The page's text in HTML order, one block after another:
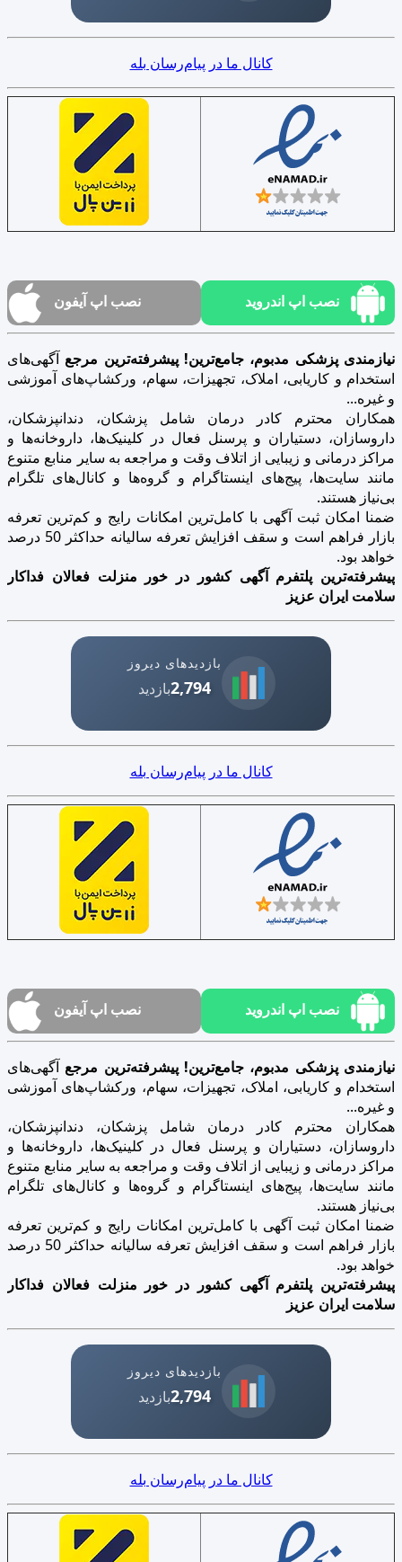
کانال ما در پیام‌رسان بله
نصب اپ اندروید نصب اپ آیفون
نیازمندی پزشکی مدبوم، جامع‌ترین! پیشرفته‌ترین مرجع آگهی‌های
استخدام و کاریابی، املاک، تجهیزات، سهام، ورکشاپ‌های آموزشی
و غیره...
همکاران محترم کادر درمان شامل پزشکان، دندانپزشکان،
داروسازان، دستیاران و پرسنل فعال در کلینیک‌ها، داروخانه‌ها و
مراکز درمانی و زیبایی از اتلاف وقت و مراجعه به سایر منابع متنوع
مانند سایت‌ها، پیج‌های اینستاگرام و گروه‌ها و کانال‌های تلگرام
بی‌نیاز هستند.
ضمنا امکان ثبت آگهی با کامل‌ترین امکانات رایج و کم‌ترین تعرفه
بازار فراهم است و سقف افزایش تعرفه سالیانه حداکثر 50 درصد
خواهد بود.
پیشرفته‌ترین پلتفرم آگهی کشور در خور منزلت فعالان فداکار
سلامت ایران عزیز
بازدیدهای دیروز
2,794بازدید
کانال ما در پیام‌رسان بله
نصب اپ اندروید نصب اپ آیفون
نیازمندی پزشکی مدبوم، جامع‌ترین! پیشرفته‌ترین مرجع آگهی‌های
استخدام و کاریابی، املاک، تجهیزات، سهام، ورکشاپ‌های آموزشی
و غیره...
همکاران محترم کادر درمان شامل پزشکان، دندانپزشکان،
داروسازان، دستیاران و پرسنل فعال در کلینیک‌ها، داروخانه‌ها و
مراکز درمانی و زیبایی از اتلاف وقت و مراجعه به سایر منابع متنوع
مانند سایت‌ها، پیج‌های اینستاگرام و گروه‌ها و کانال‌های تلگرام
بی‌نیاز هستند.
ضمنا امکان ثبت آگهی با کامل‌ترین امکانات رایج و کم‌ترین تعرفه
بازار فراهم است و سقف افزایش تعرفه سالیانه حداکثر 50 درصد
خواهد بود.
پیشرفته‌ترین پلتفرم آگهی کشور در خور منزلت فعالان فداکار
سلامت ایران عزیز
بازدیدهای دیروز
2,794بازدید
کانال ما در پیام‌رسان بله